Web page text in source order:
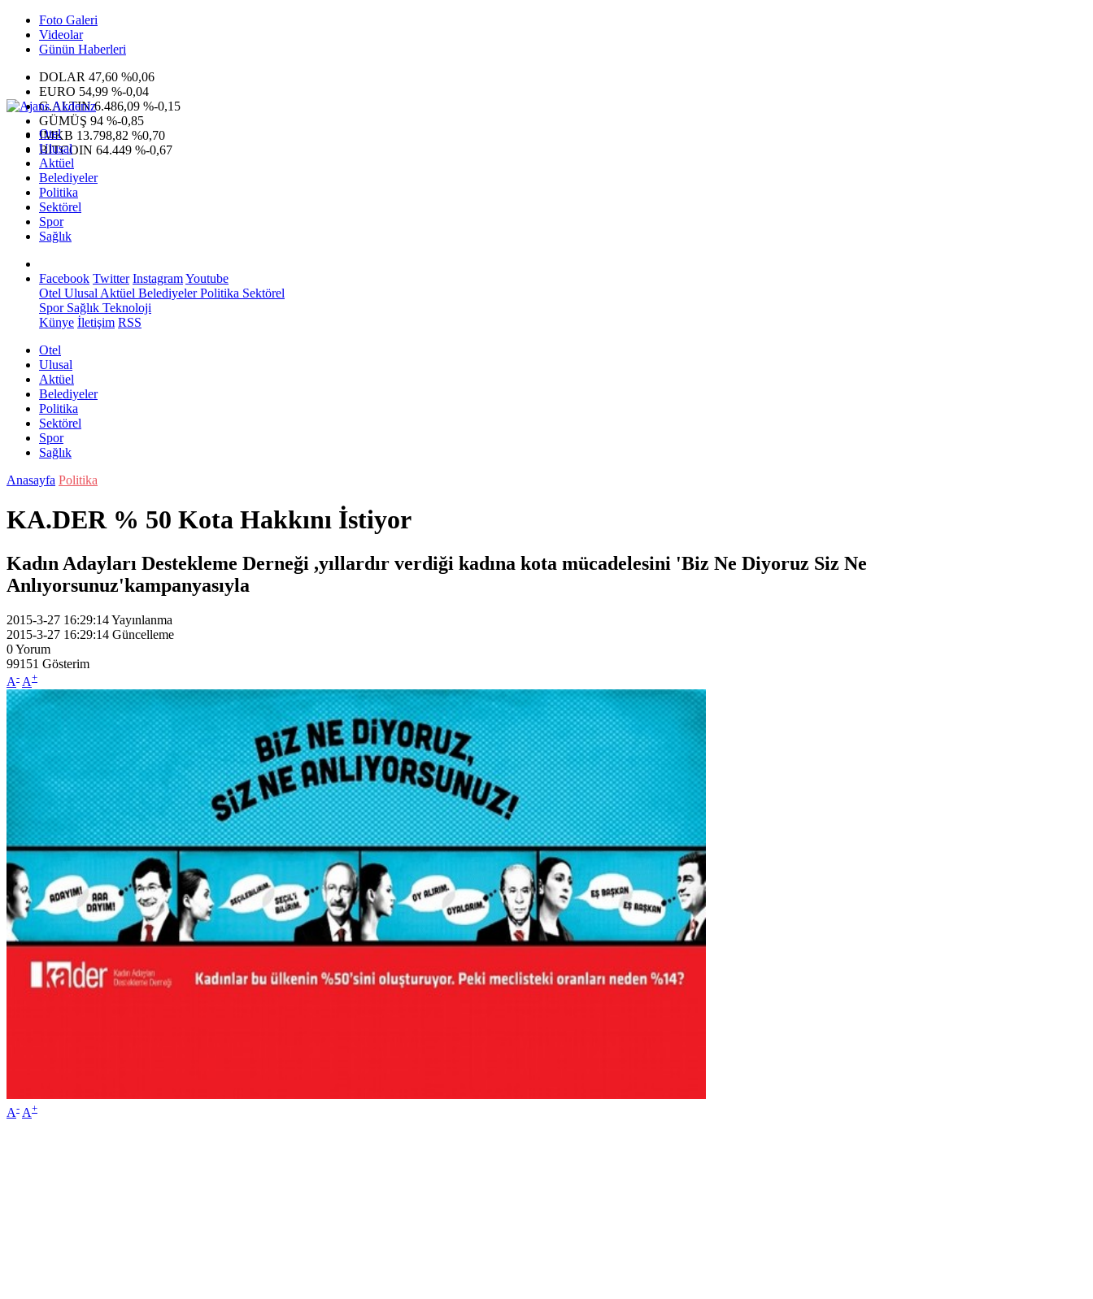
Foto Galeri
Videolar
Günün Haberleri
DOLAR 47,60 %0,06
EURO 54,99 %-0,04
G.ALTIN6.486,09 %-0,15
GÜMÜŞ 94 %-0,85
IMKB 13.798,82 %0,70
BITCOIN 64.449 %-0,67
Otel
Ulusal
Aktüel
Belediyeler
Politika
Sektörel
Spor
Sağlık
Facebook Twitter InstagramYoutube
Otel Ulusal Aktüel BelediyelerPolitika Sektörel
SporSağlık Teknoloji
Künye İletişim RSS
Otel
Ulusal
Aktüel
Belediyeler
Politika
Sektörel
Spor
Sağlık
Anasayfa Politika
KA.DER % 50 Kota Hakkını İstiyor
Kadın Adayları Destekleme Derneği ,yıllardır verdiği kadına kota mücadelesini 'Biz Ne Diyoruz Siz Ne
Anlıyorsunuz'kampanyasıyla
2015-3-27 16:29:14Yayınlanma
2015-3-27 16:29:14 Güncelleme
0Yorum
99151 Gösterim
A- A+
A- A+